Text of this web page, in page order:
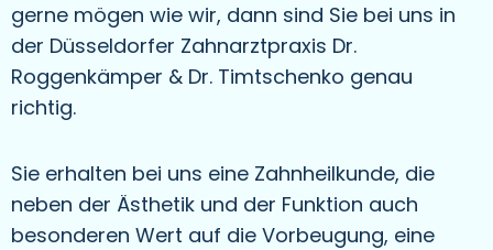
gerne mögen wie wir, dann sind Sie bei uns in
der Düsseldorfer Zahnarztpraxis Dr.
Roggenkämper & Dr. Timtschenko genau
richtig.
Sie erhalten bei uns eine Zahnheilkunde, die
neben der Ästhetik und der Funktion auch
besonderen Wert auf die Vorbeugung, eine